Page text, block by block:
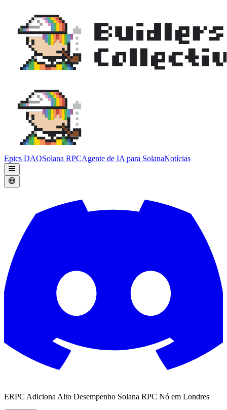
Epics DAOSolana RPCAgente de IA para SolanaNotícias
ERPC Adiciona Alto Desempenho Solana RPC Nó em Londres